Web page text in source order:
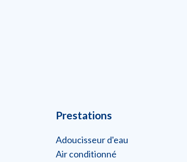
Prestations
Adoucisseur d'eau
Air conditionné